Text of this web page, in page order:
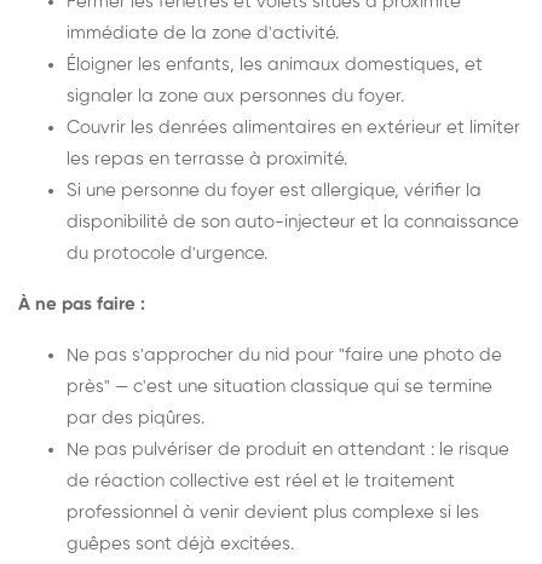
immédiate de la zone d'activité.
Éloigner les enfants, les animaux domestiques, et
signaler la zone aux personnes du foyer.
Couvrir les denrées alimentaires en extérieur et limiter
les repas en terrasse à proximité.
Si une personne du foyer est allergique, vérifier la
disponibilité de son auto-injecteur et la connaissance
du protocole d'urgence.
À ne pas faire :
Ne pas s'approcher du nid pour "faire une photo de
près" — c'est une situation classique qui se termine
par des piqûres.
Ne pas pulvériser de produit en attendant : le risque
de réaction collective est réel et le traitement
professionnel à venir devient plus complexe si les
guêpes sont déjà excitées.